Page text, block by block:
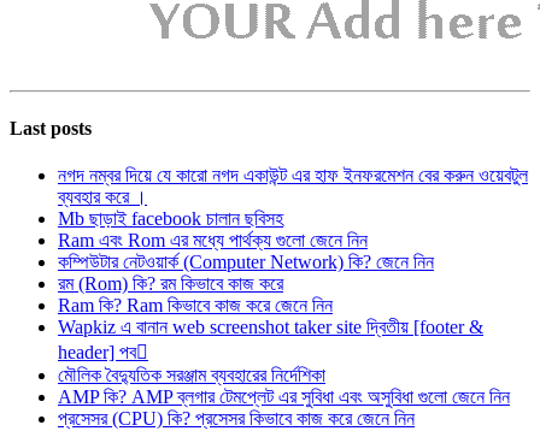
Last posts
নগদ নম্বর দিয়ে যে কারো নগদ একাউন্ট এর হাফ ইনফরমেশন বের করুন ওয়েবটুল
ব্যবহার করে ।
Mb ছাড়াই facebook চালান ছবিসহ
Ram এবং Rom এর মধ্যে পার্থক্য গুলো জেনে নিন
কম্পিউটার নেটওয়ার্ক (Computer Network) কি? জেনে নিন
রম (Rom) কি? রম কিভাবে কাজ করে
Ram কি? Ram কিভাবে কাজ করে জেনে নিন
Wapkiz এ বানান web screenshot taker site দ্বিতীয় [footer &
header] পব
মৌলিক বৈদ্যুতিক সরঞ্জাম ব্যবহারের নির্দেশিকা
AMP কি? AMP ব্লগার টেমপ্লেট এর সুবিধা এবং অসুবিধা গুলো জেনে নিন
প্রসেসর (CPU) কি? প্রসেসর কিভাবে কাজ করে জেনে নিন